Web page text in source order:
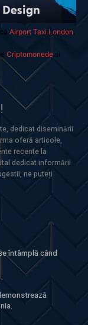
Airport Taxi London
Criptomonedesi
dedicat diseminării
oferă articole,
recente la
dedicat informării
ne puteți
întâmplă când